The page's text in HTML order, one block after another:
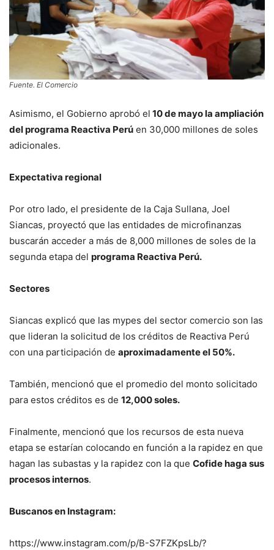
Fuente. El Comercio
Asimismo, el Gobierno aprobó el 10 de mayo la ampliación
del programa Reactiva Perú en 30,000 millones de soles
adicionales.
Expectativa regional
Por otro lado, el presidente de la Caja Sullana, Joel
Siancas, proyectó que las entidades de microfinanzas
buscarán acceder a más de 8,000 millones de soles de la
segunda etapa del programa Reactiva Perú.
Sectores
Siancas explicó que las mypes del sector comercio son las
que lideran la solicitud de los créditos de Reactiva Perú
con una participación de aproximadamente el 50%.
También, mencionó que el promedio del monto solicitado
para estos créditos es de 12,000 soles.
Finalmente, mencionó que los recursos de esta nueva
etapa se estarían colocando en función a la rapidez en que
hagan las subastas y la rapidez con la que Cofide haga sus
procesos internos.
Buscanos en Instagram:
https://www.instagram.com/p/B-S7FZKpsLb/?